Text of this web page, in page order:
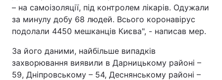
– на самоізоляції, під контролем лікарів. Одужали
за минулу добу 68 людей. Всього коронавірус
подолали 4450 мешканців Києва", - написав мер.
За його даними, найбільше випадків
захворювання виявили в Дарницькому районі –
59, Дніпровському – 54, Деснянському районі –